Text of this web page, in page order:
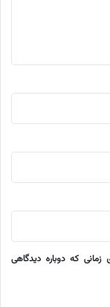
که دوباره دیدگاهی